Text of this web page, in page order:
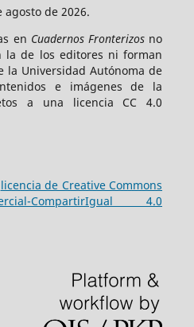
de 2026.
en Cuadernos Fronterizosno
la de los editores ni forman
la Universidad Autónoma de
e imágenes de la
a una licencia CC 4.0
licencia de Creative Commons
CompartirIgual 4.0